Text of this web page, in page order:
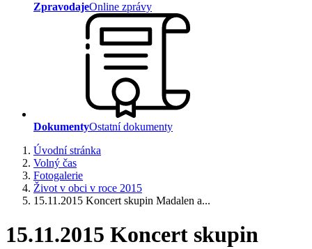
ZpravodajeOnline zprávy
DokumentyOstatní dokumenty
Úvodní stránka
Volný čas
Fotogalerie
Život v obci v roce 2015
15.11.2015 Koncert skupin Madalen a...
15.11.2015 Koncert skupin